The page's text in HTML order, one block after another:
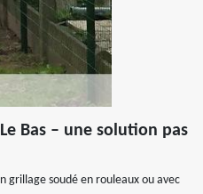
Bas – une solution pas
grillage soudé en rouleaux ou avec